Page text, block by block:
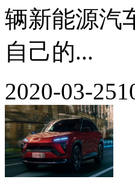
辆新能源汽
自己的...
2020-03-25